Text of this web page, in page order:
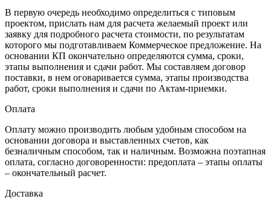
В первую очередь необходимо определиться с типовым
проектом, прислать нам для расчета желаемый проект или
заявку для подробного расчета стоимости, по результатам
которого мы подготавливаем Коммерческое предложение. На
основании КП окончательно определяются сумма, сроки,
этапы выполнения и сдачи работ. Мы составляем договор
поставки, в нем оговаривается сумма, этапы производства
работ, сроки выполнения и сдачи по Актам-приемки.
Оплата
Оплату можно производить любым удобным способом на
основании договора и выставленных счетов, как
безналичным способом, так и наличным. Возможна поэтапная
оплата, согласно договоренности: предоплата – этапы оплаты
– окончательный расчет.
Доставка